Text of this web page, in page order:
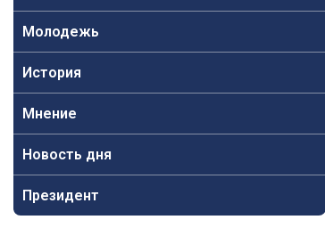
Молодежь
История
Мнение
Новость дня
Президент